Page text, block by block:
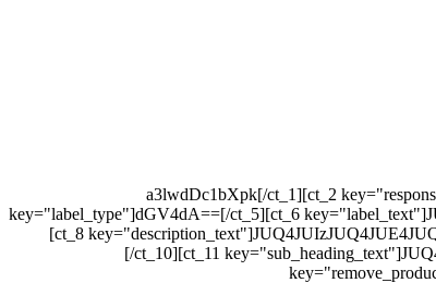
[ct_1 key="key"]a3lwdDc1bXpk[/
key="label_type"]dGV4dA==[/ct_5][ct_6
[ct_8
[/ct_10][ct_11